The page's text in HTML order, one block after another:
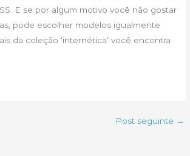
E se por algum motivo você não gostar
pode escolher modelos igualmente
da coleção ‘internética’ você encontra
Post seguinte →